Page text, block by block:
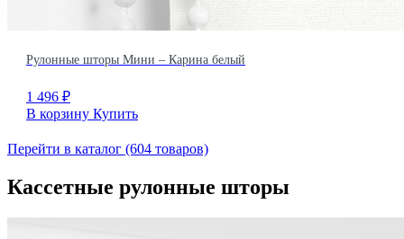
Рулонные шторы Мини – Карина белый
1 496 ₽
В корзину Купить
Перейти в каталог (604 товаров)
Кассетные рулонные шторы